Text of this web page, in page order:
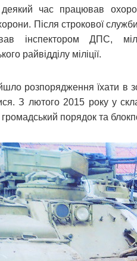
час працював
Після строкової
інспектором ДПС,
райвідділу міліції.
розпорядження їхати в
З лютого 2015 року у
порядок та